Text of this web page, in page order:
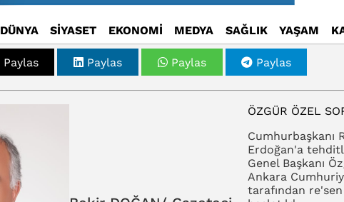
DÜNYA SİYASET EKONOMİ MEDYA SAĞLIK YAŞAM
Paylas Paylas Paylas Paylas
ÖZGÜR ÖZEL
Cumhurbaşkanı
Erdoğan'a
Genel Başkanı
Ankara
tarafından